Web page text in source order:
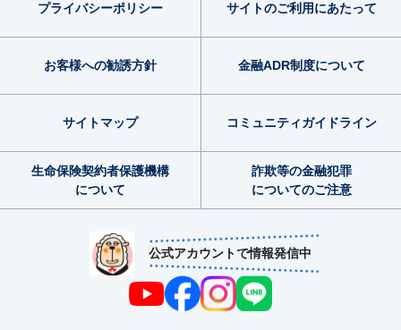
公式アカウントで情報発信中
プライバシーポリシー サイトのご利用にあたって
お客様への勧誘方針 金融ADR制度について
サイトマップ コミュニティガイドライン
生命保険契約者保護機構
について
詐欺等の金融犯罪
についてのご注意